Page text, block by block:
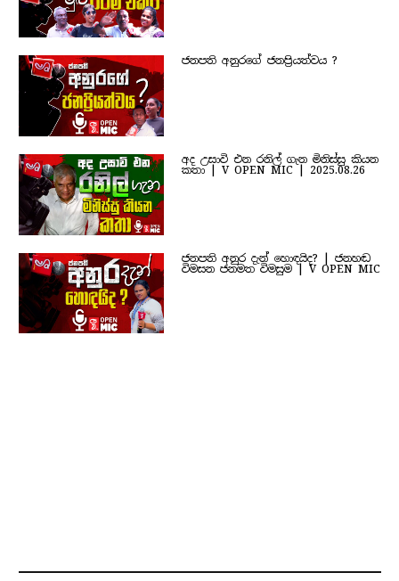
ජනපති අනුරගේ ජනප්‍රියත්වය ?
අද උසාවි එන රනිල් ගැන මිනිස්සු කියන
කතා | V OPEN MIC | 2025.08.26
ජනපති අනුර දැන් හොඳයිද? | ජනහඬ
විමසන ජනමත විමසුම | V OPEN MIC